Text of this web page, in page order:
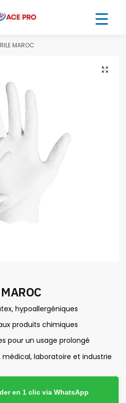
MAROC
hypoallergéniques
produits chimiques
pour un usage prolongé
laboratoire et industrie
en 1 clic via WhatsApp